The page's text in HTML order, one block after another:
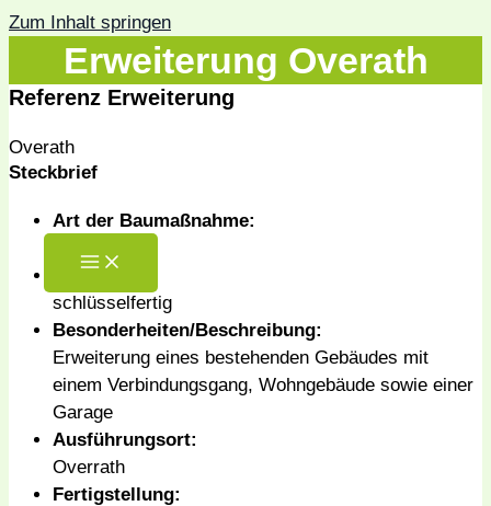
Zum Inhalt springen
Erweiterung Overath
Referenz Erweiterung
Overath
Steckbrief
Art der Baumaßnahme:
Leistungen:
schlüsselfertig
Besonderheiten/Beschreibung:
Erweiterung eines bestehenden Gebäudes mit
einem Verbindungsgang, Wohngebäude sowie einer
Garage
Ausführungsort:
Overrath
Fertigstellung: